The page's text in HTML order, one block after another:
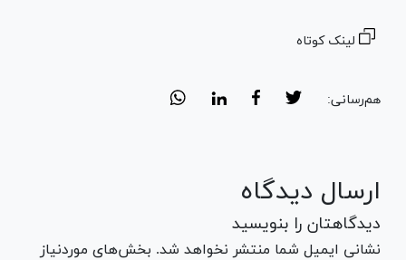
لینک کوتاه
هم‌رسانی:
ارسال دیدگاه
دیدگاهتان را بنویسید
نشانی ایمیل شما منتشر نخواهد شد. بخش‌های موردنیاز